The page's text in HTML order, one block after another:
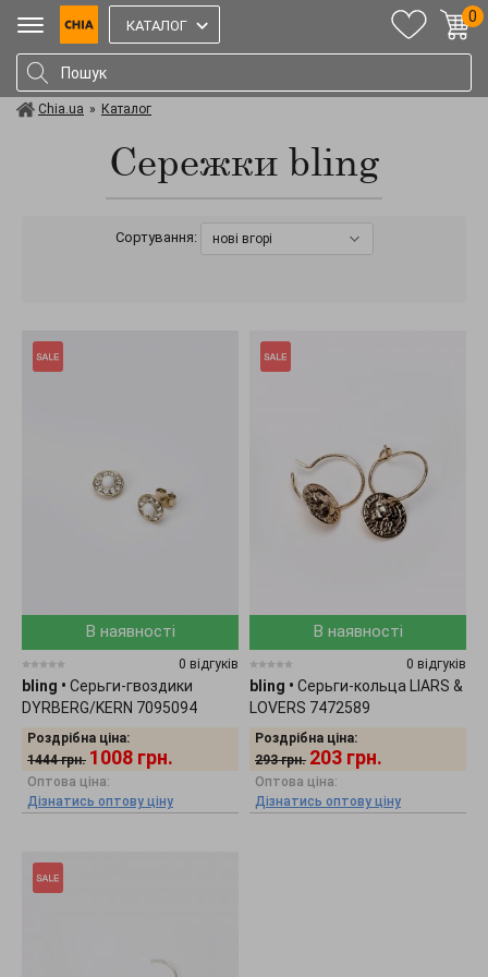
КАТАЛОГ
0
Chia.ua » Каталог
Сережки bling
Сортування: нові вгорі
В наявності
0 відгуків
bling • Серьги-гвоздики
DYRBERG/KERN 7095094
Роздрібна ціна:
1444 грн. 1008 грн.
Оптова ціна:
Дізнатись оптову ціну
В наявності
0 відгуків
bling • Серьги-кольца LIARS &
LOVERS 7472589
Роздрібна ціна:
293 грн. 203 грн.
Оптова ціна:
Дізнатись оптову ціну